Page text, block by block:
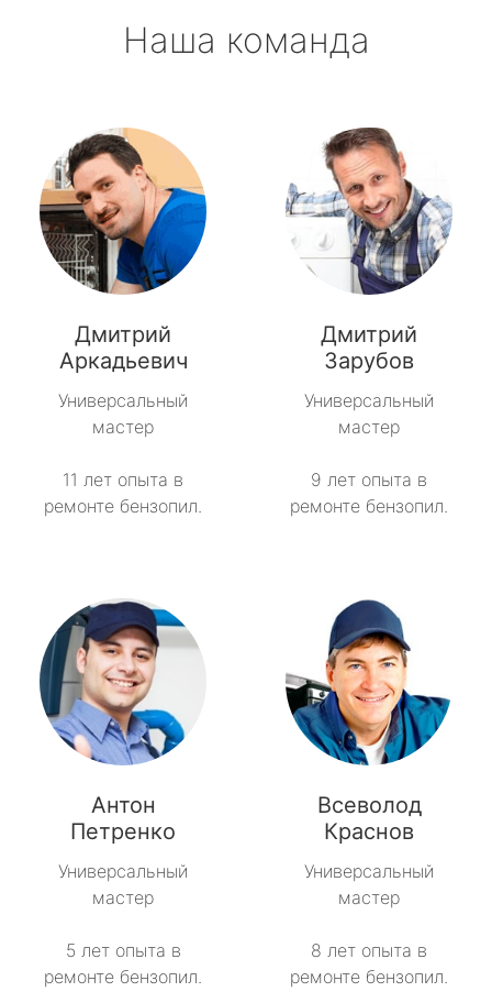
Наша команда
Дмитрий
Аркадьевич
Универсальный
мастер
11 лет опыта в
ремонте бензопил.
Дмитрий
Зарубов
Универсальный
мастер
9 лет опыта в
ремонте бензопил.
Антон
Петренко
Универсальный
мастер
5 лет опыта в
ремонте бензопил.
Всеволод
Краснов
Универсальный
мастер
8 лет опыта в
ремонте бензопил.